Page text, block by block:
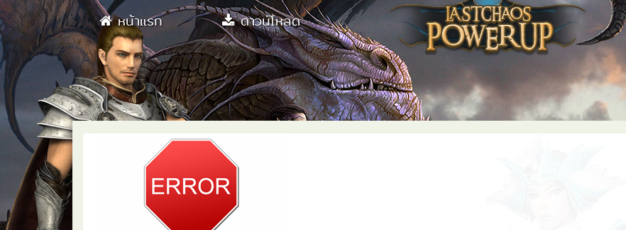
หน้าแรก ดาวน์โหลด